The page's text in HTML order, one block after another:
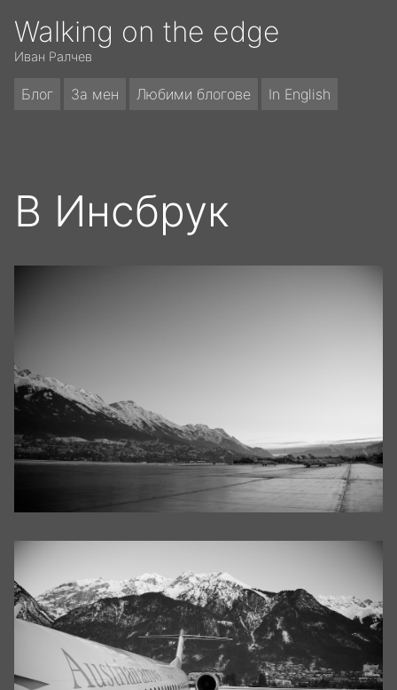
Walking on the edge
Иван Ралчев
Блог За мен Любими блогове In English
В Инсбрук